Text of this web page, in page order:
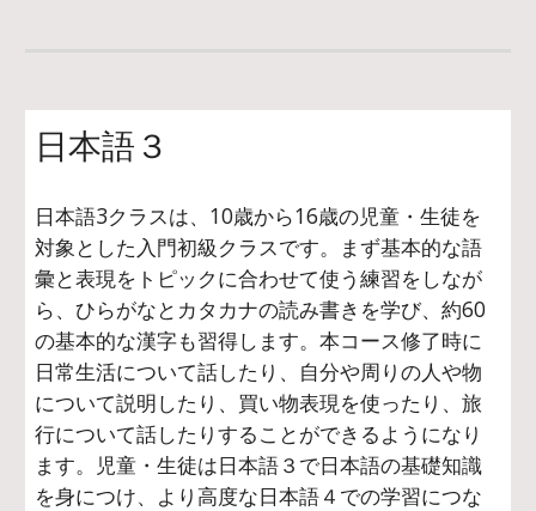
日本語３
日本語3クラスは、10歳から16歳の児童・生徒を
対象とした入門初級クラスです。まず基本的な語
彙と表現をトピックに合わせて使う練習をしなが
ら、ひらがなとカタカナの読み書きを学び、約60
の基本的な漢字も習得します。本コース修了時に
日常生活について話したり、自分や周りの人や物
について説明したり、買い物表現を使ったり、旅
行について話したりすることができるようになり
ます。児童・生徒は日本語３で日本語の基礎知識
を身につけ、より高度な日本語４での学習につな